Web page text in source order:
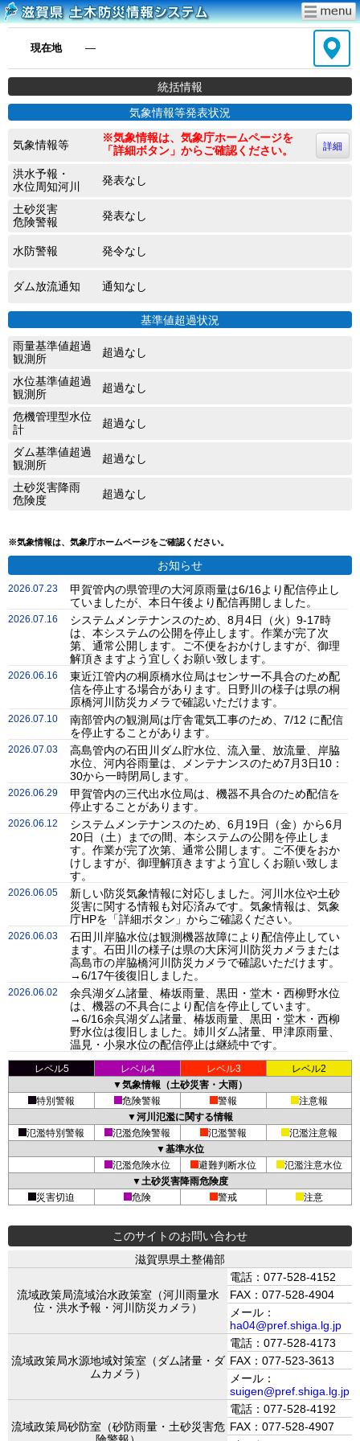
現在地 ―
統括情報
気象情報等発表状況
気象情報等
※気象情報は、気象庁ホームページを
「詳細ボタン」からご確認ください。
詳細
洪水予報・
水位周知河川
発表なし
土砂災害
危険警報
発表なし
水防警報 発令なし
ダム放流通知 通知なし
基準値超過状況
雨量基準値超過
観測所
超過なし
水位基準値超過
観測所
超過なし
危機管理型水位
計
超過なし
ダム基準値超過
観測所
超過なし
土砂災害降雨
危険度
超過なし
※気象情報は、気象庁ホームページをご確認ください。
お知らせ
2026.07.23
甲賀管内の県管理の大河原雨量は6/16より配信停止し
ていましたが、本日午後より配信再開しました。
2026.07.16
システムメンテナンスのため、8月4日（火）9-17時
は、本システムの公開を停止します。作業が完了次
第、通常公開します。ご不便をおかけしますが、御理
解頂きますよう宜しくお願い致します。
2026.06.16
東近江管内の桐原橋水位局はセンサー不具合のため配
信を停止する場合があります。日野川の様子は県の桐
原橋河川防災カメラで確認いただけます。
2026.07.10
南部管内の観測局は庁舎電気工事のため、7/12 に配信
を停止することがあります。
2026.07.03
高島管内の石田川ダム貯水位、流入量、放流量、岸脇
水位、河内谷雨量は、メンテナンスのため7月3日10：
30から一時閉局します。
2026.06.29
甲賀管内の三代出水位局は、機器不具合のため配信を
停止することがあります。
2026.06.12
システムメンテナンスのため、6月19日（金）から6月
20日（土）までの間、本システムの公開を停止しま
す。作業が完了次第、通常公開します。ご不便をおか
けしますが、御理解頂きますよう宜しくお願い致しま
す。
2026.06.05
新しい防災気象情報に対応しました。河川水位や土砂
災害に関する情報も対応済みです。気象情報は、気象
庁HPを「詳細ボタン」からご確認ください。
2026.06.03
石田川岸脇水位は観測機器故障により配信停止してい
ます。石田川の様子は県の大床河川防災カメラまたは
高島市の岸脇橋河川防災カメラで確認いただけます。
→6/17午後復旧しました。
2026.06.02
余呉湖ダム諸量、椿坂雨量、黒田・堂木・西柳野水位
は、機器の不具合により配信を停止しています。
→6/16余呉湖ダム諸量、椿坂雨量、黒田・堂木・西柳
野水位は復旧しました。姉川ダム諸量、甲津原雨量、
温見・小泉水位の配信停止は継続中です。
レベル5 レベル4 レベル3
レベル2
▼気象情報（土砂災害・大雨）
特別警報
危険警報 警報
注意報
▼河川氾濫に関する情報
氾濫特別警報
氾濫危険警報 氾濫警報
氾濫注意報
▼基準水位
氾濫危険水位
避難判断水位
氾濫注意水位
▼土砂災害降雨危険度
災害切迫
危険 警戒 注意
このサイトのお問い合わせ
滋賀県県土整備部
流域政策局流域治水政策室（河川雨量水
位・洪水予報・河川防災カメラ）
電話：077-528-4152
FAX：077-528-4904
メール：
ha04@pref.shiga.lg.jp
流域政策局水源地域対策室（ダム諸量・ダ
ムカメラ）
電話：077-528-4173
FAX：077-523-3613
メール：
suigen@pref.shiga.lg.jp
流域政策局砂防室（砂防雨量・土砂災害危
電話：077-528-4192
FAX：077-528-4907